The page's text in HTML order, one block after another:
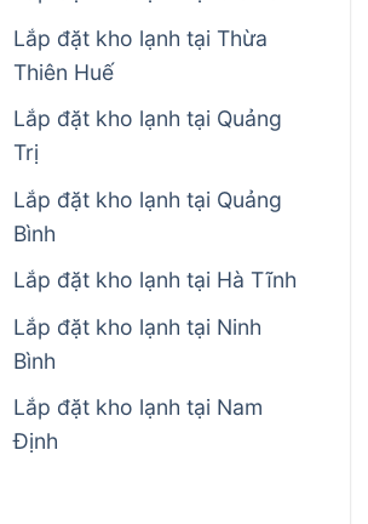
Lắp đặt kho lạnh tại Thừa
Thiên Huế
Lắp đặt kho lạnh tại Quảng
Trị
Lắp đặt kho lạnh tại Quảng
Bình
Lắp đặt kho lạnh tại Hà Tĩnh
Lắp đặt kho lạnh tại Ninh
Bình
Lắp đặt kho lạnh tại Nam
Định